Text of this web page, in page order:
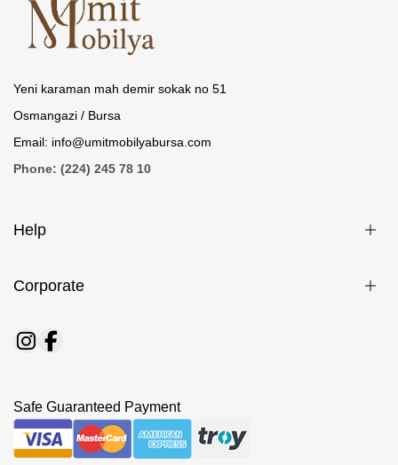
Yeni karaman mah demir sokak no 51
Osmangazi / Bursa
Email: info@umitmobilyabursa.com
Phone: (224) 245 78 10
Help
Corporate
Safe Guaranteed Payment